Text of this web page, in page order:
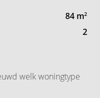
84 m2
2
welk woningtype